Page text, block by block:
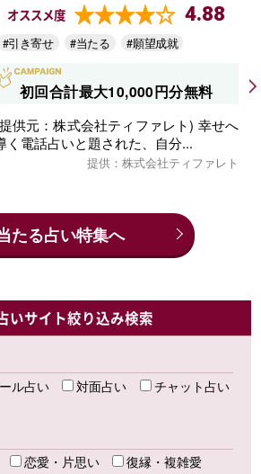
オススメ度 4.88
#引き寄せ #当たる #願望成就
初回合計最大10,000円分無料
供元：株式会社ティファレト) 幸せへ
く電話占いと題された、自分...
提供：株式会社ティファレト
たる占い特集へ
いサイト絞り込み検索
ル占い 対面占い
チャット占い
恋愛・片思い
復縁・複雑愛